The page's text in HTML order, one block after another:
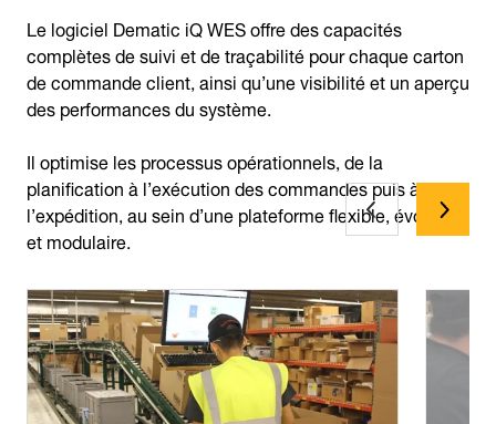
Le logiciel Dematic iQ WES offre des capacités
complètes de suivi et de traçabilité pour chaque carton
de commande client, ainsi qu’une visibilité et un aperçu
des performances du système.
Il optimise les processus opérationnels, de la
planification à l’exécution des commandes puis à
l’expédition, au sein d’une plateforme flexible, évolutive
et modulaire.